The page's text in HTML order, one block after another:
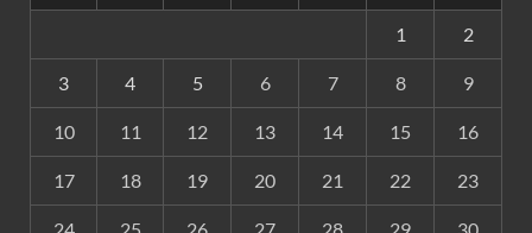
1 2
3 4 5 6 7 8 9
10 11 12 13 14 15 16
17 18 19 20 21 22 23